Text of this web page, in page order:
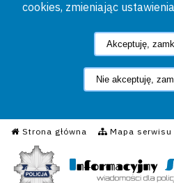
cookies, zmieniając
Akceptuję,
Nie akceptuję,
Strona główna Mapa serwisu
Informacyjny